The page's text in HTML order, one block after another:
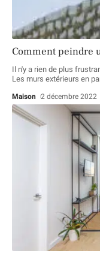
Comment peindre
Il n'y a rien de plus
Les murs extérieurs en
Maison 2 décembre 2022